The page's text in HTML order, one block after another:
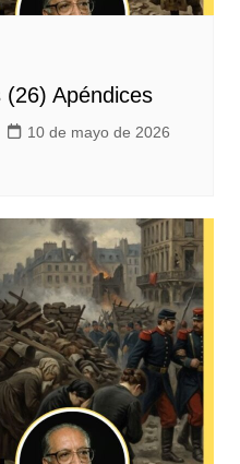
Apéndices
10 de mayo de 2026